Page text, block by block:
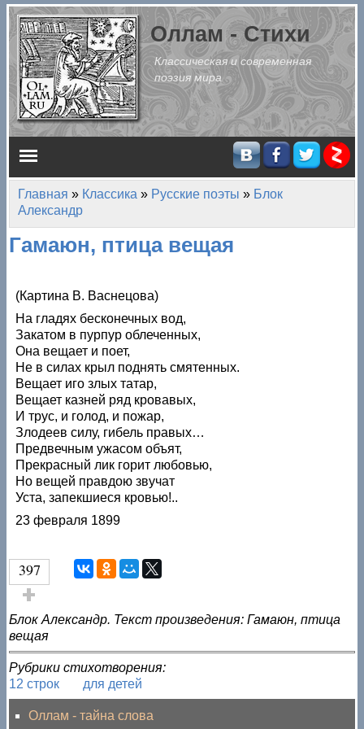
Перейти к основному содержанию
Оллам - Стихи
Классическая и современная
поэзия мира
Главное меню
Вы здесь
Главная » Классика » Русские поэты » Блок
Александр
Гамаюн, птица вещая
(Картина В. Васнецова)
На гладях бесконечных вод,
Закатом в пурпур облеченных,
Она вещает и поет,
Не в силах крыл поднять смятенных.
Вещает иго злых татар,
Вещает казней ряд кровавых,
И трус, и голод, и пожар,
Злодеев силу, гибель правых…
Предвечным ужасом объят,
Прекрасный лик горит любовью,
Но вещей правдою звучат
Уста, запекшиеся кровью!..
23 февраля 1899
397
Голос за!
Блок Александр. Текст произведения: Гамаюн, птица
вещая
Рубрики стихотворения:
12 строк
для детей
Оллам - тайна слова